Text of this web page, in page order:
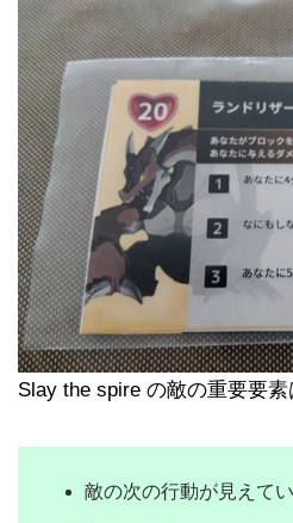
Slay the spire の敵の重要要素
敵の次の行動が見えて